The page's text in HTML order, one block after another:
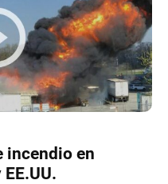
incendio en